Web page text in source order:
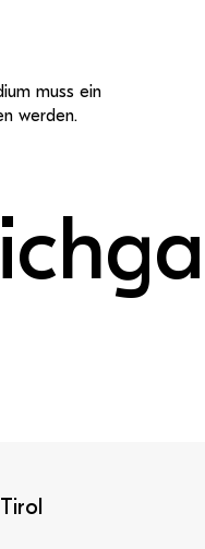
muss ein
werden.
ich